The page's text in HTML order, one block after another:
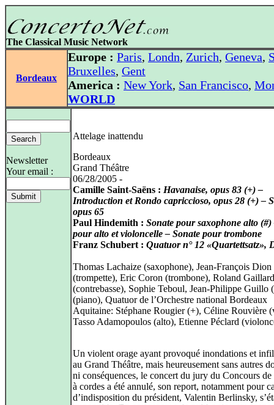
The Classical Music Network
Bordeaux
Europe : Paris, Londn, Zurich, Geneva,
Bruxelles, Gent
America : New York, San Francisco,
WORLD
Newsletter
Your email :
Attelage inattendu
Bordeaux
Grand Théâtre
06/28/2005 -
Camille Saint-Saëns : Havanaise, opus 83 (+) –
Introduction et Rondo capriccioso, opus 28 (+) –
opus 65
Paul Hindemith : Sonate pour saxophone alto
pour alto et violoncelle – Sonate pour trombone
Franz Schubert : Quatuor n° 12 «Quartettsatz»,
Thomas Lachaize (saxophone), Jean-François Dion
(trompette), Eric Coron (trombone), Roland Gaillard
(contrebasse), Sophie Teboul, Jean-Philippe Guillo
(piano), Quatuor de l’Orchestre national Bordeaux
Aquitaine: Stéphane Rougier (+), Céline Rouvière
Tasso Adamopoulos (alto), Etienne Péclard
Un violent orage ayant provoqué inondations et
au Grand Théâtre, mais heureusement sans autres
ni conséquences, le concert du jury du Concours de
à cordes a été annulé, son report, notamment pour
d’indisposition du président, Valentin Berlinsky,